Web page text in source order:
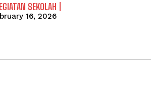
SEKOLAH
16, 2026